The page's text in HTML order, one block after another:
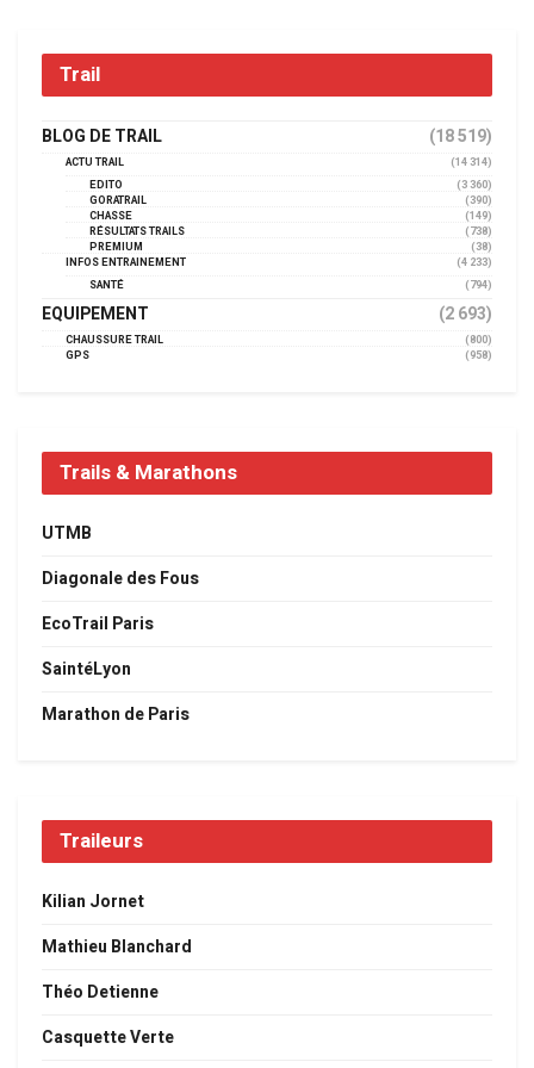
Trail
BLOG DE TRAIL (18 519)
ACTU TRAIL
(14 314)
EDITO
(3 360)
GORATRAIL
(390)
CHASSE
(149)
RÉSULTATS TRAILS
(738)
PREMIUM
(38)
INFOS ENTRAINEMENT
(4 233)
SANTÉ
(794)
EQUIPEMENT (2 693)
CHAUSSURE TRAIL
(800)
GPS
(958)
Trails & Marathons
UTMB
Diagonale des Fous
EcoTrail Paris
SaintéLyon
Marathon de Paris
Traileurs
Kilian Jornet
Mathieu Blanchard
Théo Detienne
Casquette Verte